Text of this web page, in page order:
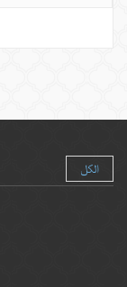
الكل